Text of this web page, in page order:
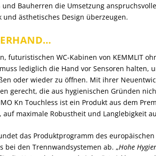
Bauherren die Umsetzung
ästhetisches Design überzeugen.
futuristischen WC-Kabinen von KEMMLIT
lediglich die Hand vor Sensoren halten,
oder wieder zu öffnen. Mit ihrer
gerecht, die aus hygienischen Gründen
Kn Touchless ist ein Produkt aus dem
maximale Robustheit und Langlebigkeit
das Produktprogramm des
bei den Trennwandsystemen ab. „Hohe